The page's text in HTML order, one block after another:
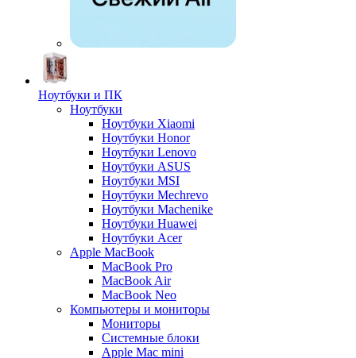
Ноутбуки и ПК
Ноутбуки
Ноутбуки Xiaomi
Ноутбуки Honor
Ноутбуки Lenovo
Ноутбуки ASUS
Ноутбуки MSI
Ноутбуки Mechrevo
Ноутбуки Machenike
Ноутбуки Huawei
Ноутбуки Acer
Apple MacBook
MacBook Pro
MacBook Air
MacBook Neo
Компьютеры и мониторы
Мониторы
Системные блоки
Apple Mac mini